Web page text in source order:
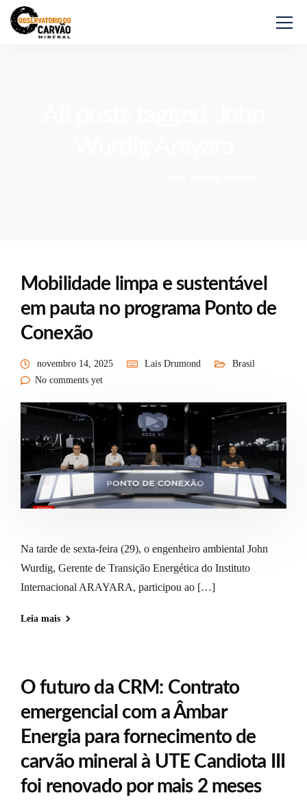
Mobilidade limpa e sustentável
em pauta no programa Ponto de
Conexão
novembro 14, 2025 Lais Drumond
Brasil
No comments yet
Na tarde de sexta-feira (29), o engenheiro ambiental John
Wurdig, Gerente de Transição Energética do Instituto
Internacional ARAYARA, participou ao […]
Leia mais
O futuro da CRM: Contrato
emergencial com a Âmbar
Energia para fornecimento de
carvão mineral à UTE Candiota III
foi renovado por mais 2 meses